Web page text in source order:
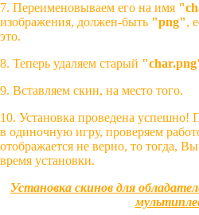
7. Переименовываем его на имя
изображения, должен-быть "png",
это.
8. Теперь удаляем старый
9. Вставляем скин, на место того.
10. Установка проведена успешно!
в одиночную игру, проверяем
отображается не верно, то тогда,
время установки.
Установка скинов для